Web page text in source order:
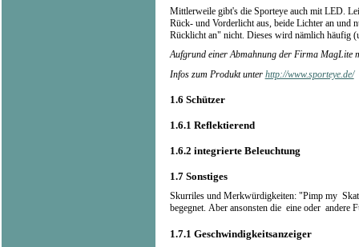
Mittlerweile gibt's die Sporteye auch mit LED.
Rück- und Vorderlicht aus, beide Lichter an
Rücklicht an" nicht. Dieses wird nämlich häufig
Aufgrund einer Abmahnung der Firma MagLite
Infos zum Produkt unter http://www.sporteye.de/
1.6 Schützer
1.6.1 Reflektierend
1.6.2 integrierte Beleuchtung
1.7 Sonstiges
Skurriles und Merkwürdigkeiten: "Pimp my
begegnet. Aber ansonsten die eine oder andere
1.7.1 Geschwindigkeitsanzeiger